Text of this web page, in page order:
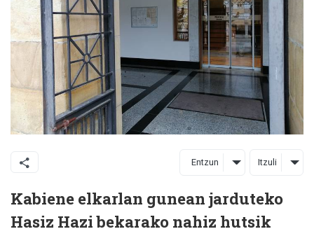
Entzun Itzuli
Kabiene elkarlan gunean jarduteko
Hasiz Hazi bekarako nahiz hutsik